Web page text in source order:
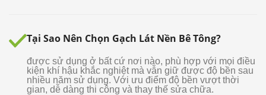
Tại Sao Nên Chọn Gạch Lát Nền Bê Tông?
được sử dụng ở bất cứ nơi nào, phù hợp với mọi điều
kiện khí hậu khắc nghiệt mà vẫn giữ được độ bền sau
nhiều năm sử dụng. Với ưu điểm độ bền vượt thời
gian, dễ dàng thi công và thay thế sửa chữa.